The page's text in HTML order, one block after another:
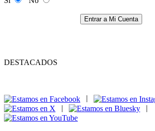
Entrar a Mi Cuenta
DESTACADOS
|
|